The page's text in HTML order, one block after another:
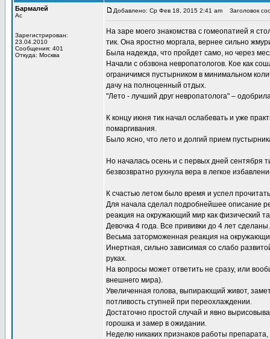
Бармалей
Ас
Зарегистрирован:
23.04.2010
Сообщения: 401
Откуда: Москва
Добавлено: Ср Фев 18, 2015 2:41 am Заголовок
На заре моего знакомства с гомеопатией я
тик. Она яростно моргала, вернее сильно
Была надежда, что пройдет само, но через
Начали с обзвона невропатологов. Кое как
ограничимся пустырником в минимальном
дачу на полноценный отдых.
"Лето - лучший друг невропатолога" –
К концу июня тик начал ослабевать и уже
помаргивания.
Было ясно, что лето и долгий прием
Но началась осень и с первых дней сентября
безвозвратно рухнула вера в легкое
К счастью летом было время и успел
Для начала сделал подробнейшее описание
реакция на окружающий мир как физический
Девочка 4 года. Все прививки до 4 лет
Весьма заторможенная реакция на
Инертная, сильно зависимая со слабо
руках.
На вопросы может ответить не сразу, или
внешнего мира).
Увеличенная голова, выпирающий живот,
потливость ступней при переохлаждении.
Достаточно простой случай и явно
горошка и замер в ожидании.
Неделю никаких признаков работы